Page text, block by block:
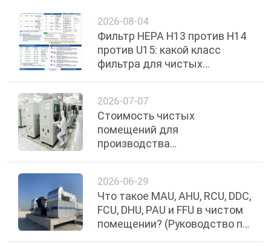
2026-08-04
Фильтр HEPA H13 против H14
против U15: какой класс
фильтра для чистых
2026-07-07
Стоимость чистых
помещений для
производства
оценке бюджета
2026-06-29
Что такое MAU, AHU, RCU, DDC,
FCU, DHU, PAU и FFU в чистом
помещении? (Руководство по